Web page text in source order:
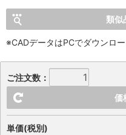
類似
※CADデータはPCでダウンロ
ご注文数：
価
単価(税別)